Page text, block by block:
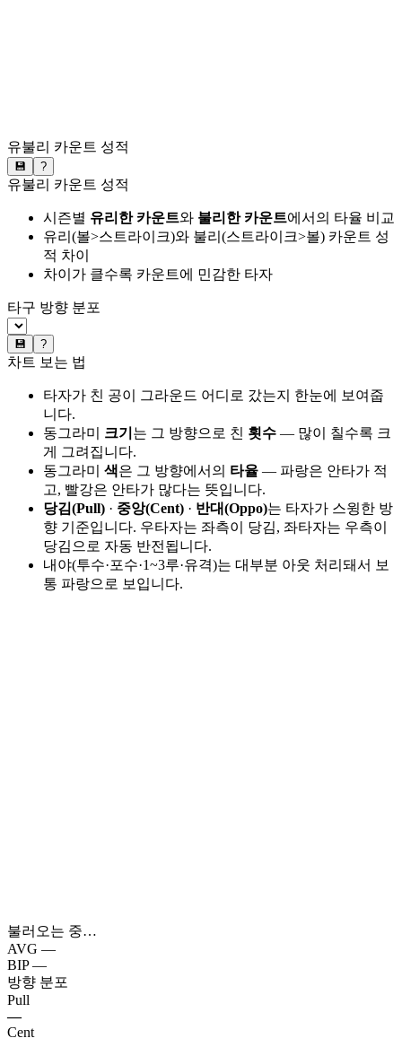
유불리 카운트 성적
💾 ?
유불리 카운트 성적
시즌별 유리한 카운트와 불리한 카운트에서의 타율 비교
유리(볼>스트라이크)와 불리(스트라이크>볼) 카운트 성
적 차이
차이가 클수록 카운트에 민감한 타자
타구 방향 분포
💾 ?
차트 보는 법
타자가 친 공이 그라운드 어디로 갔는지 한눈에 보여줍
니다.
동그라미 크기 는 그 방향으로 친 횟수 — 많이 칠수록 크
게 그려집니다.
동그라미 색은 그 방향에서의 타율 — 파랑은 안타가 적
고, 빨강은 안타가 많다는 뜻입니다.
당김(Pull) · 중앙(Cent) · 반대(Oppo)는 타자가 스윙한 방
향 기준입니다. 우타자는 좌측이 당김, 좌타자는 우측이
당김으로 자동 반전됩니다.
내야(투수·포수·1~3루·유격)는 대부분 아웃 처리돼서 보
통 파랑으로 보입니다.
불러오는 중…
AVG —
BIP —
방향 분포
Pull
—
Cent